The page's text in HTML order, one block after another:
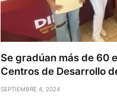
Se gradúan más de 60
Centros de Desarrollo
SEPTIEMBRE 4, 2024